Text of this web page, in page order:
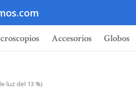
Accesorios Globos
luz del 13 %)